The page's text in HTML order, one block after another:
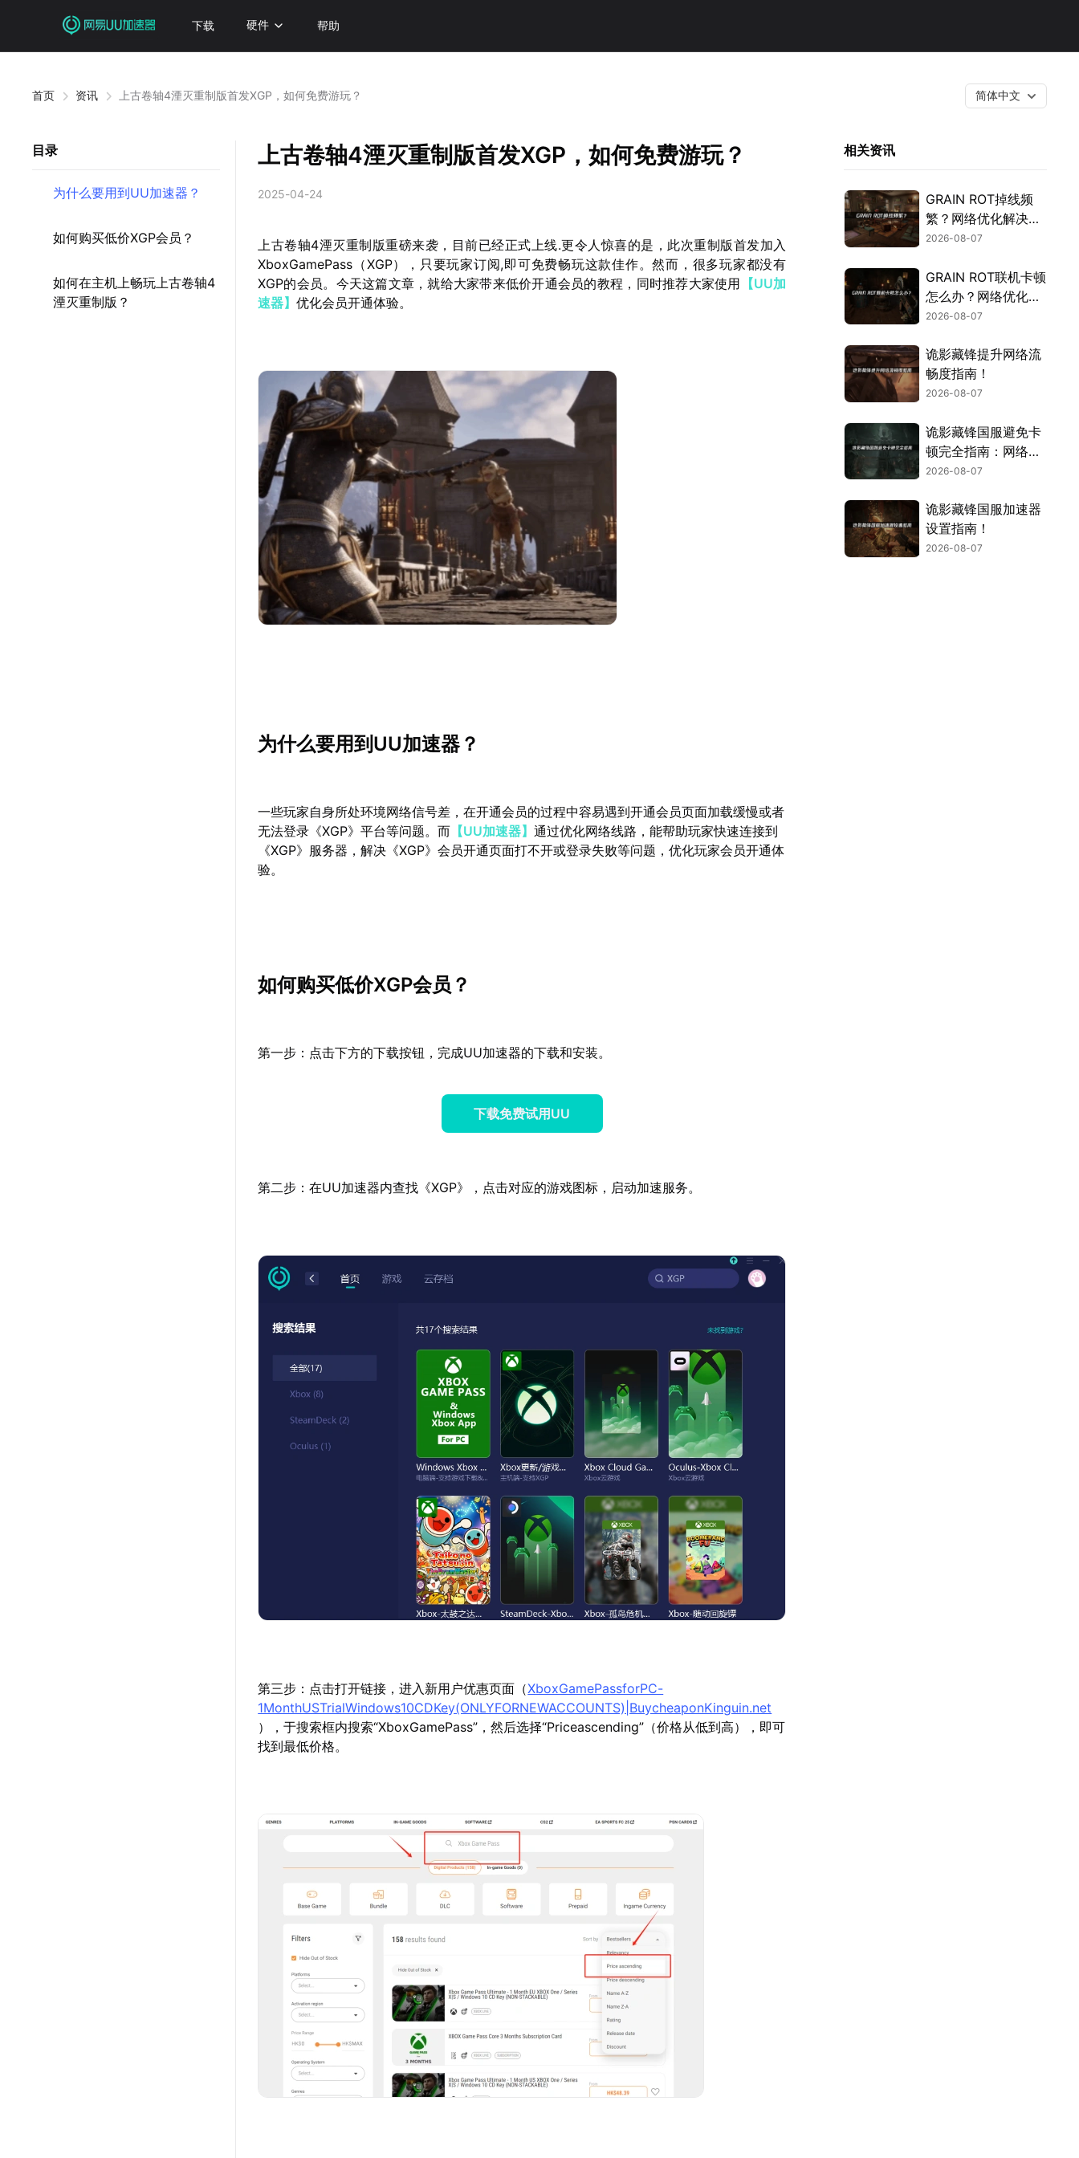
下载 硬件 帮助
首页 资讯 上古卷轴4湮灭重制版首发XGP，如何免费游玩？ 简体中文
目录
为什么要用到UU加速器？
如何购买低价XGP会员？
如何在主机上畅玩上古卷轴4
湮灭重制版？
上古卷轴4湮灭重制版首发XGP，如何免费游玩？
2025-04-24
上古卷轴4湮灭重制版重磅来袭，目前已经正式上线.更令人惊喜的是，此次重制版首发加入
XboxGamePass（XGP），只要玩家订阅,即可免费畅玩这款佳作。然而，很多玩家都没有
XGP的会员。今天这篇文章，就给大家带来低价开通会员的教程，同时推荐大家使用 【UU加
速器】优化会员开通体验。
为什么要用到UU加速器？
一些玩家自身所处环境网络信号差，在开通会员的过程中容易遇到开通会员页面加载缓慢或者
无法登录《XGP》平台等问题。而 【UU加速器】通过优化网络线路，能帮助玩家快速连接到
《XGP》服务器，解决《XGP》会员开通页面打不开或登录失败等问题，优化玩家会员开通体
验。
如何购买低价XGP会员？
第一步：点击下方的下载按钮，完成UU加速器的下载和安装。
下载免费试用UU
第二步：在UU加速器内查找《XGP》，点击对应的游戏图标，启动加速服务。
第三步：点击打开链接，进入新用户优惠页面（XboxGamePassforPC-
1MonthUSTrialWindows10CDKey(ONLYFORNEWACCOUNTS)|BuycheaponKinguin.net
），于搜索框内搜索“XboxGamePass”，然后选择“Priceascending”（价格从低到高），即可
找到最低价格。
相关资讯
GRAIN ROT掉线频
繁？网络优化解决指
南！
2026-08-07
GRAIN ROT联机卡顿
怎么办？网络优化解
决方案！
2026-08-07
诡影藏锋提升网络流
畅度指南！
2026-08-07
诡影藏锋国服避免卡
顿完全指南：网络优
化与解决技巧！
2026-08-07
诡影藏锋国服加速器
设置指南！
2026-08-07